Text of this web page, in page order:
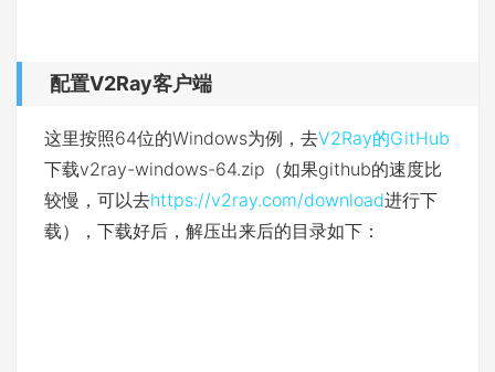
配置V2Ray客户端
这里按照64位的Windows为例，去V2Ray的GitHub
下载v2ray-windows-64.zip（如果github的速度比
较慢，可以去https://v2ray.com/download进行下
载），下载好后，解压出来后的目录如下：